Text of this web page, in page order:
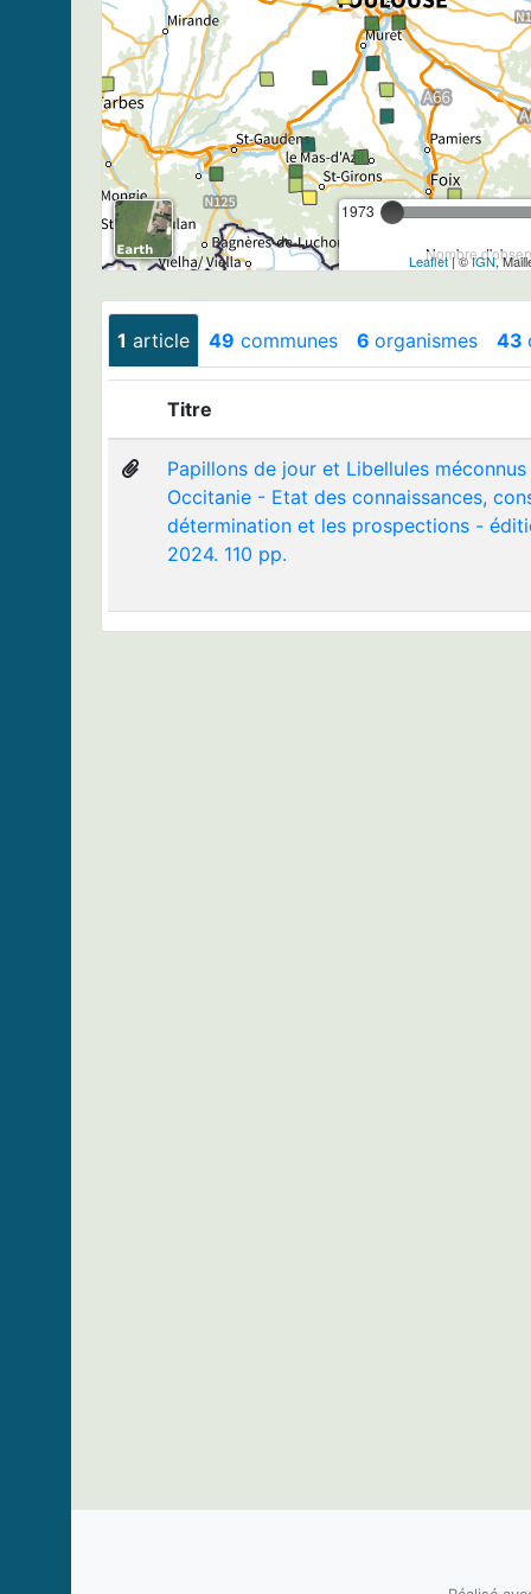
1973
Nombre
Leaflet| ©IGN,
1 article 49 communes 6 organismes 43
Titre
Papillons de jour et Libellules
Occitanie - Etat des connaissances,
détermination et les prospections -
2024. 110 pp.